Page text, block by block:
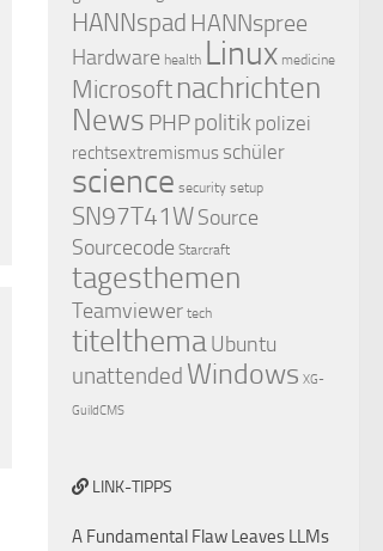
HANNspad HANNspree
Hardware health Linux medicine
Microsoft nachrichten
News PHPpolitik polizei
rechtsextremismus schüler
science security setup
SN97T41WSource
Sourcecode Starcraft
tagesthemen
Teamviewer tech
titelthemaUbuntu
unattended Windows XG-
GuildCMS
LINK-TIPPS
A Fundamental Flaw Leaves LLMs